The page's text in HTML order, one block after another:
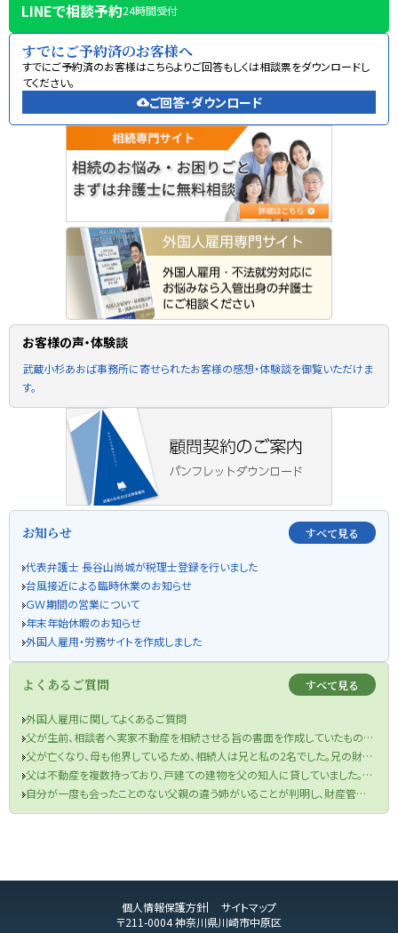
LINEで相談予約24時間受付
すでにご予約済のお客様へ
すでにご予約済のお客様はこちらよりご回答もしくは相談票をダウンロードし
てください。
cloud_downloadご回答・ダウンロード
お客様の声・体験談
武蔵小杉あおば事務所に寄せられたお客様の感想・体験談を御覧いただけま
す。
お知らせ すべて見る
代表弁護士 長谷山尚城が税理士登録を行いました
台風接近による臨時休業のお知らせ
ＧＷ期間の営業について
年末年始休暇のお知らせ
外国人雇用・労務サイトを作成しました
よくあるご質問 すべて見る
外国人雇用に関してよくあるご質問
父が生前、相談者へ実家不動産を相続させる旨の書面を作成していたものの、当該書面が遺言書の要件を満たしていなかった件
父が亡くなり、母も他界しているため、相続人は兄と私の2名でした。兄の財産目録を信じて遺産分割協議を行い、半分の金銭を受け取りました。兄が相続税申告も済ませてくれたため、手続きは終了したと思っていました。しかし、先月税務署から、父の口座から兄が1000万円を自分の口座に移していたと判明し、その金額を相続財産に加え、修正申告と追加の相続税を支払うよう求められました。取り分を主張できるのか、また追加の相続税を支払う必要があるのでしょうか？
父は不動産を複数持っており、戸建ての建物を父の知人に貸していました。役所から連絡があり、どうやら半年ほど前に賃借人が亡くなっており、現在、空き家になってしまっているということでした。まずは、賃借人の相続人に連絡をするよう言われましたが、役所は相続人の連絡先を教えてくれませんでした。私は賃借人の方と一度もお会いしたことがなく、相続人ももちろん把握していません。どうすればよいですか？
自分が一度も会ったことのない父親の違う姉がいることが判明し、財産管理能力もないことが分かったのですが、どうしたらよいですか？
〒211-0004 神奈川県川崎市中原区
個人情報保護方針 サイトマップ